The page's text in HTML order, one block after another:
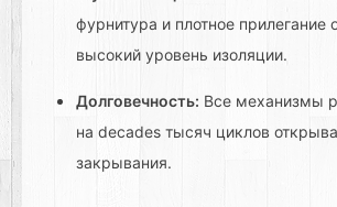
фурнитура и плотное прилегание
высокий уровень изоляции.
Долговечность: Все механизмы
на decades тысяч циклов
закрывания.